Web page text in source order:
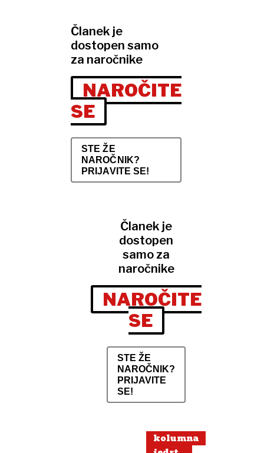
Članek je
dostopen samo
za naročnike
NAROČITE
SE
STE ŽE
NAROČNIK?
PRIJAVITE SE!
Članek je
dostopen
samo za
naročnike
NAROČITE
SE
STE ŽE
NAROČNIK?
PRIJAVITE
SE!
kolumna